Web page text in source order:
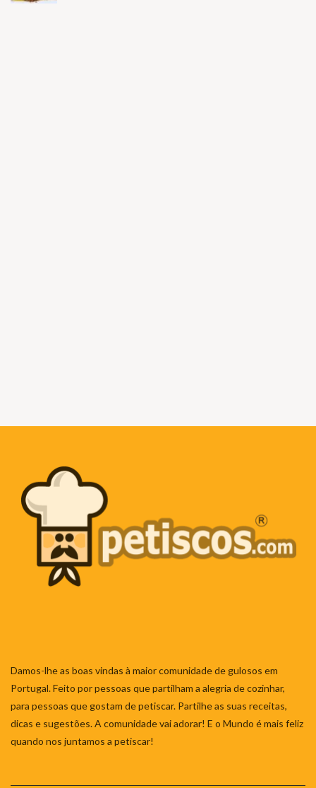
Damos-lhe as boas vindas à maior comunidade de gulosos em
Portugal. Feito por pessoas que partilham a alegria de cozinhar,
para pessoas que gostam de petiscar. Partilhe as suas receitas,
dicas e sugestões. A comunidade vai adorar! E o Mundo é mais feliz
quando nos juntamos a petiscar!